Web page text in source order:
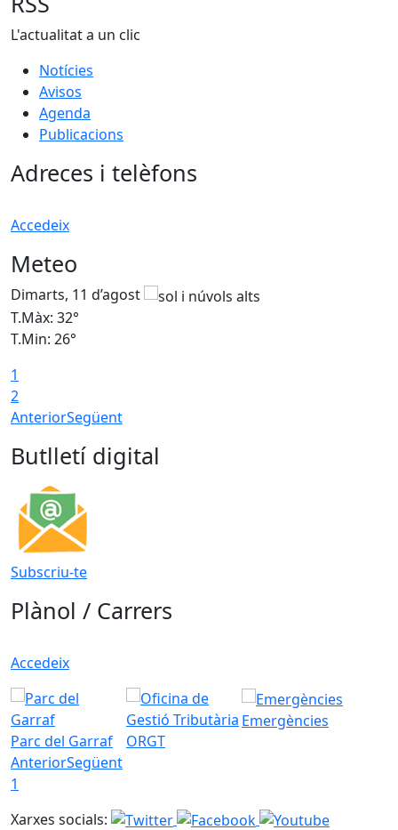
L'actualitat a un clic
Notícies
Avisos
Agenda
Publicacions
Adreces i telèfons
Accedeix
Meteo
Dimarts, 11 d’agost
T.Màx: 32°
T.Min: 26°
1
2
AnteriorSegüent
Butlletí digital
Subscriu-te
Plànol / Carrers
Accedeix
Parc del Garraf ORGT
Emergències
AnteriorSegüent
1
Xarxes socials: